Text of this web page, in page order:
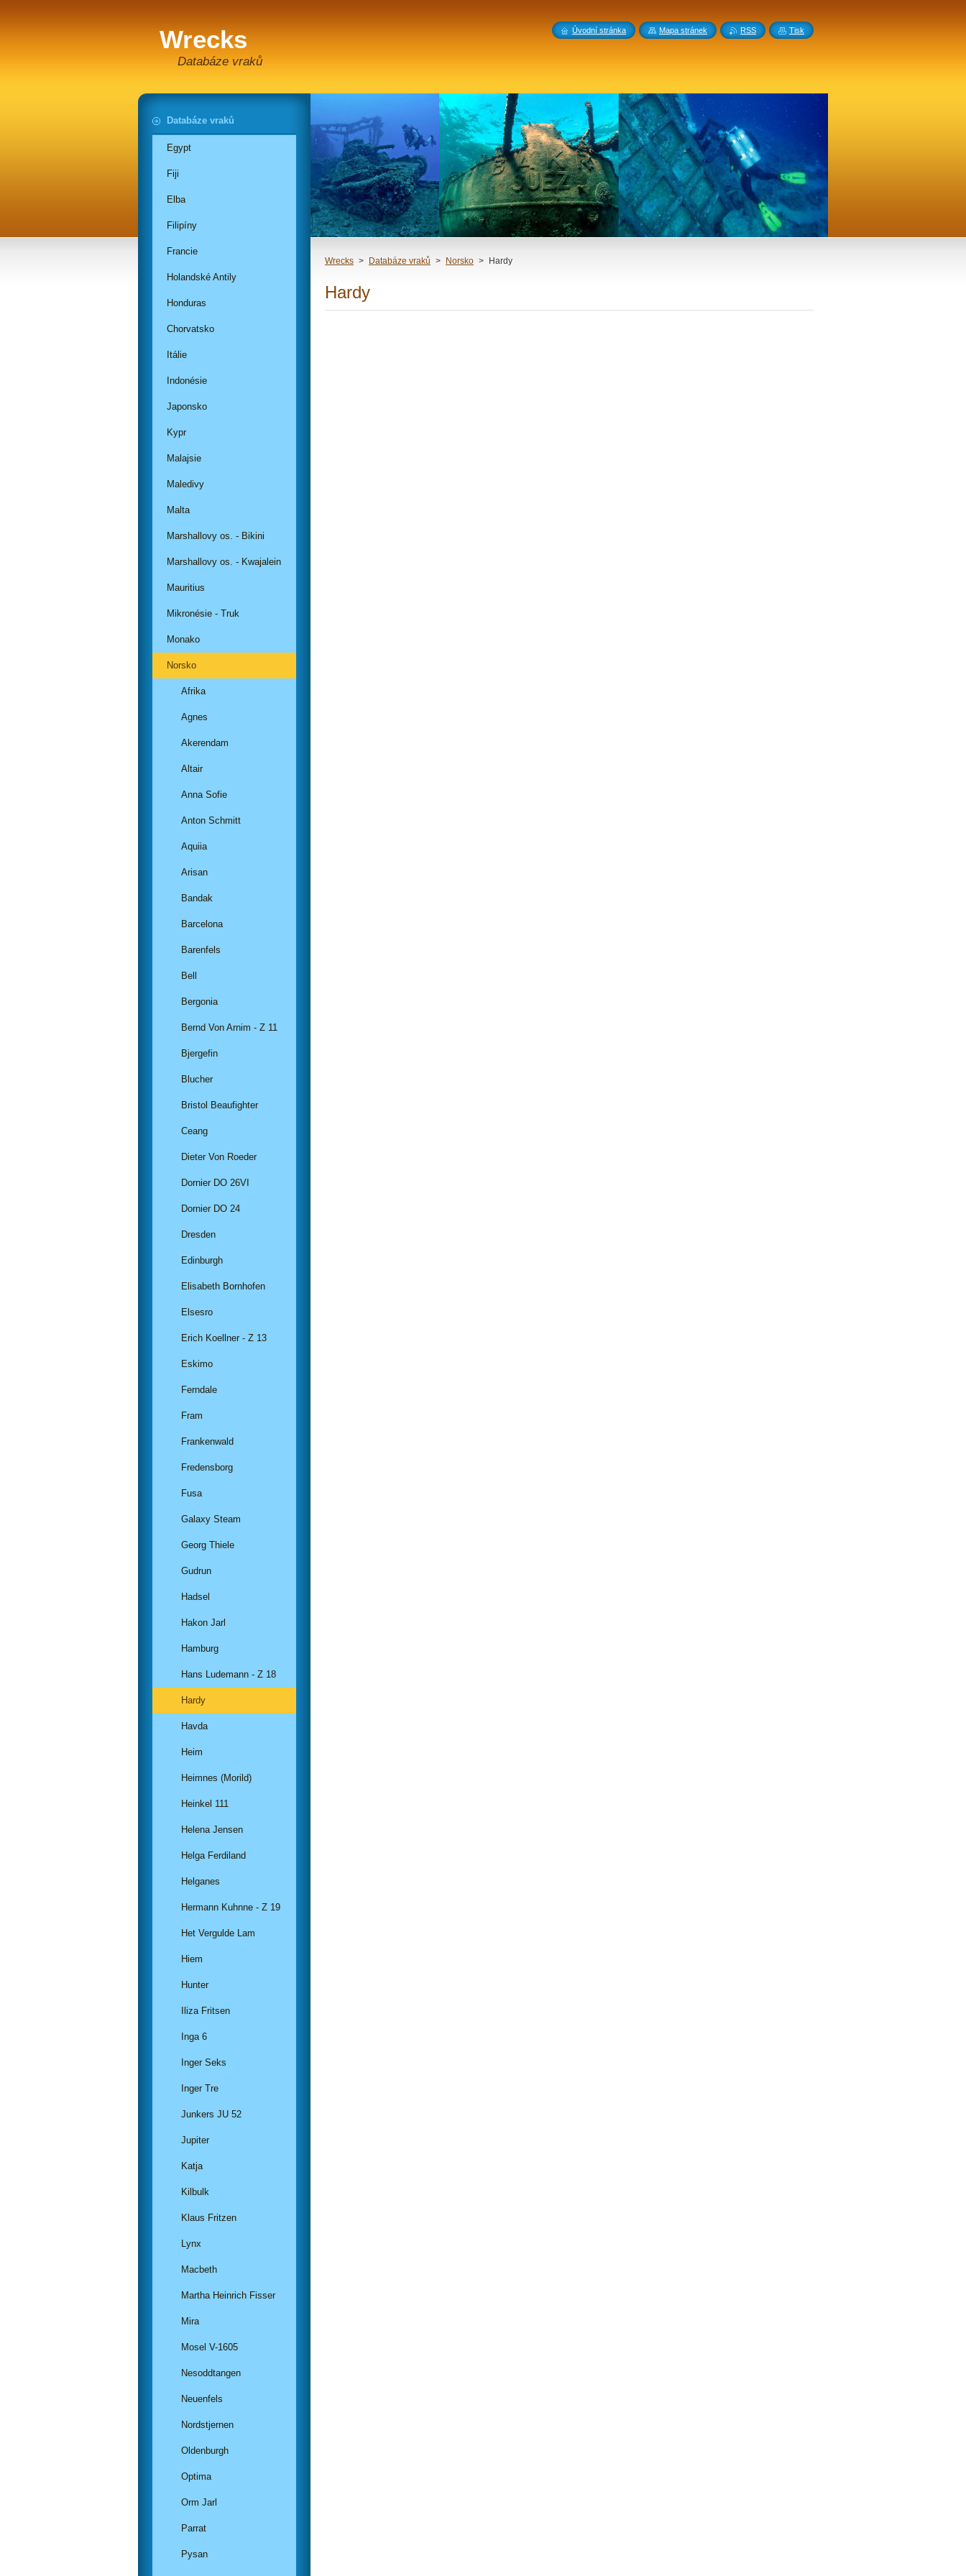
Wrecks
Databáze vraků
Wrecks > Databáze vraků > Norsko > Hardy
Hardy
Databáze vraků
Egypt
Fiji
Elba
Filipíny
Francie
Holandské Antily
Honduras
Chorvatsko
Itálie
Indonésie
Japonsko
Kypr
Malajsie
Maledivy
Malta
Marshallovy os. - Bikini
Marshallovy os. - Kwajalein
Mauritius
Mikronésie - Truk
Monako
Norsko
Afrika
Agnes
Akerendam
Altair
Anna Sofie
Anton Schmitt
Aquiia
Arisan
Bandak
Barcelona
Barenfels
Bell
Bergonia
Bernd Von Arnim - Z 11
Bjergefin
Blucher
Bristol Beaufighter
Ceang
Dieter Von Roeder
Dornier DO 26VI
Dornier DO 24
Dresden
Edinburgh
Elisabeth Bornhofen
Elsesro
Erich Koellner - Z 13
Eskimo
Ferndale
Fram
Frankenwald
Fredensborg
Fusa
Galaxy Steam
Georg Thiele
Gudrun
Hadsel
Hakon Jarl
Hamburg
Hans Ludemann - Z 18
Hardy
Havda
Heim
Heimnes (Morild)
Heinkel 111
Helena Jensen
Helga Ferdiland
Helganes
Hermann Kuhnne - Z 19
Het Vergulde Lam
Hiem
Hunter
Iliza Fritsen
Inga 6
Inger Seks
Inger Tre
Junkers JU 52
Jupiter
Katja
Kilbulk
Klaus Fritzen
Lynx
Macbeth
Martha Heinrich Fisser
Mira
Mosel V-1605
Nesoddtangen
Neuenfels
Nordstjernen
Oldenburgh
Optima
Orm Jarl
Parrat
Pysan
Úvodní stránka Mapa stránek RSS Tisk